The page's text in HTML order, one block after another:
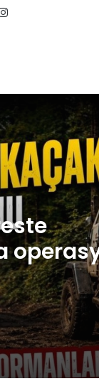
Instagram
İşte